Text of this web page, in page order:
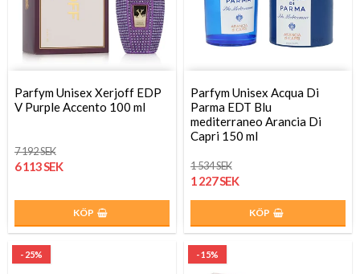
Parfym Unisex Xerjoff EDP
V Purple Accento 100 ml
7 192 SEK
6 113 SEK
KÖP
Parfym Unisex Acqua Di
Parma EDT Blu
mediterraneo Arancia Di
Capri 150 ml
1 534 SEK
1 227 SEK
KÖP
- 25% - 15%